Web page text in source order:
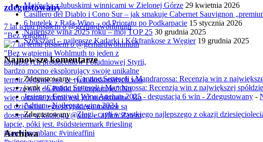
zdegustowany
7 lat temu pisałem o @gerhardwohlmuth
"Bez wątpien
Majówka z lubuskimi winnicami w Zielonej Górze 29 kwietnia 2026
Casillero del Diablo i Cono Sur – jak smakuje Cabernet Sauvignon
6 butelek z Rafa-Wino – od Prioratu po Podkarpacie 15 stycznia 2026
Najlepsze wina 2025 roku – mój TOP 25 30 grudnia 2025
Szekszárd – najlepsze Kadarki i Kékfrankose z Węgier 19 grudnia 2025
Najnowsze komentarze
Zdegustowany-Cantine Settesoli i Mandrarossa: Recenzja win z
jacek -Cantine Settesoli i Mandrarossa: Recenzja win z największej
Jesienny Festiwal Wina Auchan 2025 - degustacja 6 win - Zdegustowany -
Adrian-Najlepsze wina 2024
Zdegustowany-Złogi, czyli wszystkiego najlepszego z okazji
Archiwa